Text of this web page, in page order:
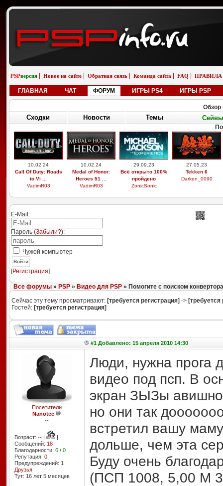
PSPверсия Новое на сайте Обратная связь Команда сайта FAQ ПРАВИЛА
ГЛАВНАЯ ЧАТ ФОРУМ ИГРЫ PS4 ИГРЫ PSP
Обзор
Сходки Новости Темы Сейвы
10.02.24
Call Of Duty: Roads
to Vi ...
VadimR03
10.02.24
Medal of Honor:
Heroes 51 ...
VadimR03
29.09.23
Всё открыто 100%
пройдено
ZonicSonic
27.05.23
Tekken 6
Darken_0090
E-Mail:
Пароль (Забыли?):
Чужой компьютер
Войти
[Регистрация]
Все форумы» PSP» Видео для PSP» Помогите с поиском конвертора
Сейчас эту тему просматривают: [требуется регистрация] -> [требуется
Гостей: [требуется регистрация]
#1 Добавлено: 15 апреля 2010 14:30
Посетители
Nanotec
--
Возраст: -- |
|
Сообщений: 18
Благодарности: 6/ 0
Репутация: 0
Предупреждений: 1
Друзья
Тут: 16 лет 5 месяцев
Люди, нужна прога
видео под псп. В
экран ЗЫЗы
но они так
встретил вашу
дольше, чем эта
Буду очень
(ПСП 1008, 5,00 М